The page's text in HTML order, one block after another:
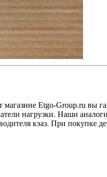
Etgo-Group.ru вы
нагрузки. Наши
кэаз. При покупке